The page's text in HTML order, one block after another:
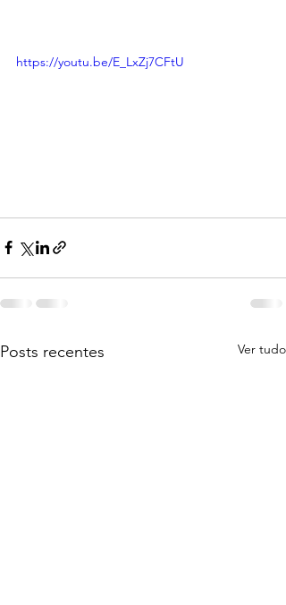
https://youtu.be/E_LxZj7CFtU
Posts recentes Ver tudo